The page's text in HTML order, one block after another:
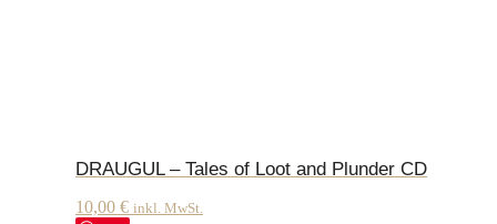
DRAUGUL – Tales of Loot and Plunder CD
10,00 € inkl. MwSt.